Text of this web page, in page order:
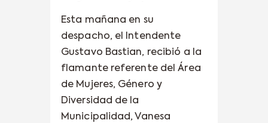
Esta mañana en su
despacho, el Intendente
Gustavo Bastian, recibió a la
flamante referente del Área
de Mujeres, Género y
Diversidad de la
Municipalidad, Vanesa